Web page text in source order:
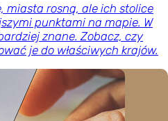
miasta rosną, ale ich stolice
punktami na mapie. W
znane. Zobacz, czy
je do właściwych krajów.